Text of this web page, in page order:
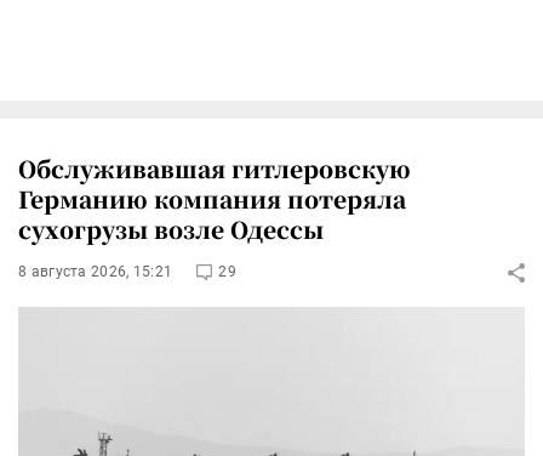
Обслуживавшая гитлеровскую
Германию компания потеряла
сухогрузы возле Одессы
8 августа 2026, 15:21 29